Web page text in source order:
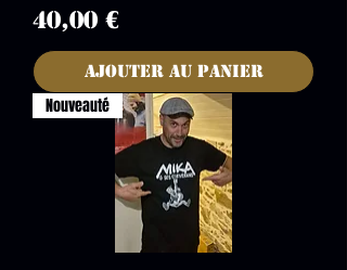
Prix
40,00 €
Ajouter au panier
Nouveauté